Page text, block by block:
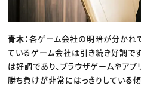
青木：各ゲーム会社の明暗が分かれ
ているゲーム会社は引き続き好調で
は好調であり、ブラウザゲームやアプ
勝ち負けが非常にはっきりしている傾